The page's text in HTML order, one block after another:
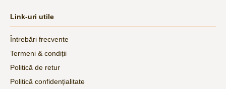
Link-uri utile
Întrebări frecvente
Termeni & condiții
Politică de retur
Politică confidențialitate